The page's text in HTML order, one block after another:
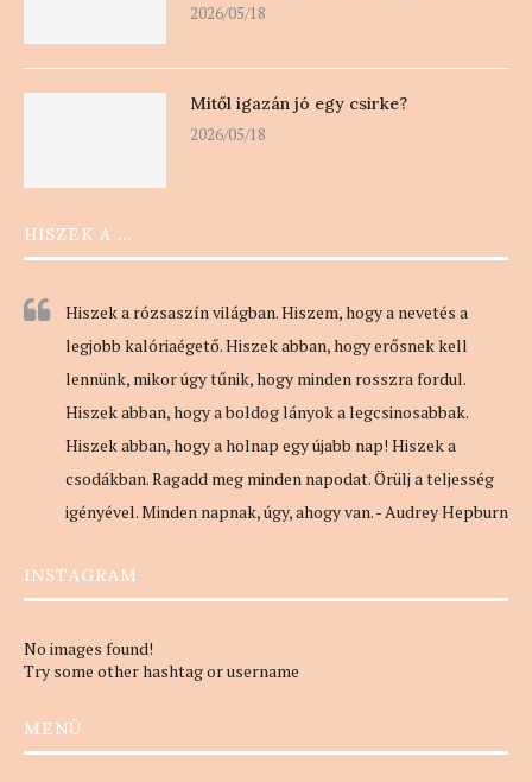
2026/05/18
Mitől igazán jó egy csirke?
2026/05/18
HISZEK A …
Hiszek a rózsaszín világban. Hiszem, hogy a nevetés a
legjobb kalóriaégető. Hiszek abban, hogy erősnek kell
lennünk, mikor úgy tűnik, hogy minden rosszra fordul.
Hiszek abban, hogy a boldog lányok a legcsinosabbak.
Hiszek abban, hogy a holnap egy újabb nap! Hiszek a
csodákban. Ragadd meg minden napodat. Örülj a teljesség
igényével. Minden napnak, úgy, ahogy van. - Audrey Hepburn
INSTAGRAM
No images found!
Try some other hashtag or username
MENÜ